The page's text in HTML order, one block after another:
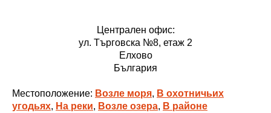
Централен офис:
ул. Търговска №8, етаж 2
Елхово
България
Местоположение: Возле моря, В охотничьих
угодьях, На реки, Возле озера, В районе